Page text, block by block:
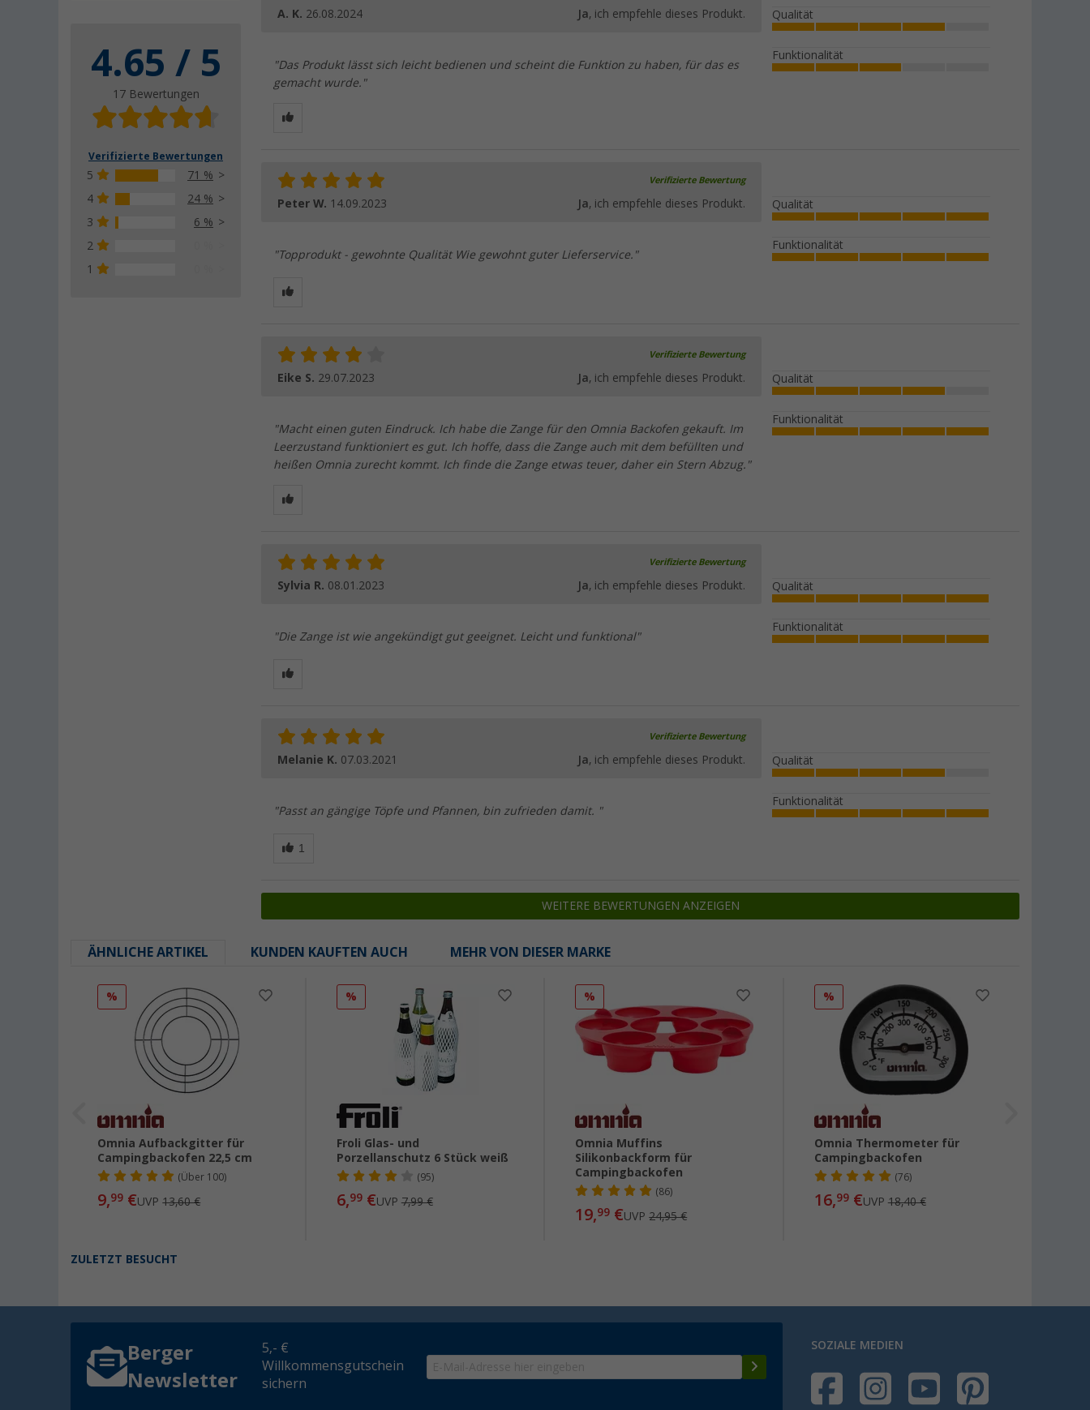
4.65 / 5
17 Bewertungen
Verifizierte Bewertungen
5
71 %
4
24 %
3
6 %
2
1
A. K. 26.08.2024 Ja, ich empfehle dieses Produkt.
"Das Produkt lässt sich leicht bedienen und scheint die Funktion zu haben, für das es
gemacht wurde."
Qualität
Funktionalität
Verifizierte Bewertung
Peter W. 14.09.2023 Ja, ich empfehle dieses Produkt.
"Topprodukt - gewohnte Qualität Wie gewohnt guter Lieferservice."
Qualität
Funktionalität
Verifizierte Bewertung
Eike S. 29.07.2023 Ja, ich empfehle dieses Produkt.
"Macht einen guten Eindruck. Ich habe die Zange für den Omnia Backofen gekauft. Im
Leerzustand funktioniert es gut. Ich hoffe, dass die Zange auch mit dem befüllten und
heißen Omnia zurecht kommt. Ich finde die Zange etwas teuer, daher ein Stern Abzug."
Qualität
Funktionalität
Verifizierte Bewertung
Sylvia R. 08.01.2023 Ja, ich empfehle dieses Produkt.
"Die Zange ist wie angekündigt gut geeignet. Leicht und funktional"
Qualität
Funktionalität
Verifizierte Bewertung
Melanie K. 07.03.2021 Ja, ich empfehle dieses Produkt.
"Passt an gängige Töpfe und Pfannen, bin zufrieden damit. "
Qualität
Funktionalität
WEITERE BEWERTUNGEN ANZEIGEN
ÄHNLICHE ARTIKEL KUNDEN KAUFTEN AUCH MEHR VON DIESER MARKE
%
Omnia Aufbackgitter für
Campingbackofen 22,5 cm
(Über 100)
9,99 €UVP13,60 €
%
Froli Glas- und
Porzellanschutz 6 Stück weiß
(95)
6,99€UVP 7,99 €
%
Omnia Muffins
Silikonbackform für
Campingbackofen
(86)
19,99 €UVP24,95 €
%
Omnia Thermometer für
Campingbackofen
(76)
16,99€UVP 18,40 €
ZULETZT BESUCHT
Berger
Newsletter
5,- €
Willkommensgutschein
sichern
SOZIALE MEDIEN